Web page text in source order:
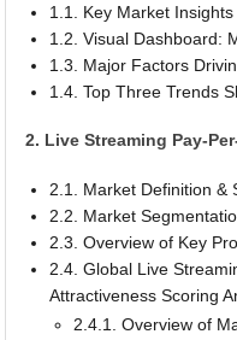
1.1. Key Market
1.2. Visual Dashboard:
1.3. Major Factors
1.4. Top Three Trends
2. Live Streaming Pay-
2.1. Market Definition &
2.2. Market
2.3. Overview of Key
2.4. Global Live
Attractiveness Scoring
2.4.1. Overview of